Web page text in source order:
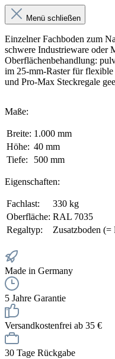
Menü schließen
Einzelner Fachboden zum
schwere Industrieware oder
Oberflächenbehandlung:
im 25-mm-Raster für
und Pro-Max Steckregale
Maße:
Breite: 1.000 mm
Höhe: 40 mm
Tiefe:
500 mm
Eigenschaften:
Fachlast:
330 kg
Oberfläche: RAL 7035
Regaltyp:
Zusatzboden (=
Made in Germany
5 Jahre Garantie
Versandkostenfrei ab 35 €
30 Tage Rückgabe